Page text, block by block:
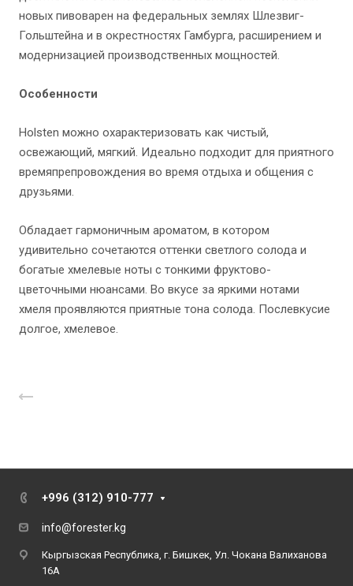
новых пивоварен на федеральных землях Шлезвиг-
Гольштейна и в окрестностях Гамбурга, расширением и
модернизацией производственных мощностей.
Особенности
Holsten можно охарактеризовать как чистый,
освежающий, мягкий. Идеально подходит для приятного
времяпрепровождения во время отдыха и общения с
друзьями.
Обладает гармоничным ароматом, в котором
удивительно сочетаются оттенки светлого солода и
богатые хмелевые ноты с тонкими фруктово-
цветочными нюансами. Во вкусе за яркими нотами
хмеля проявляются приятные тона солода. Послевкусие
долгое, хмелевое.
+996 (312) 910-777
info@forester.kg
Кыргызская Республика, г. Бишкек, Ул. Чокана Валиханова
16А